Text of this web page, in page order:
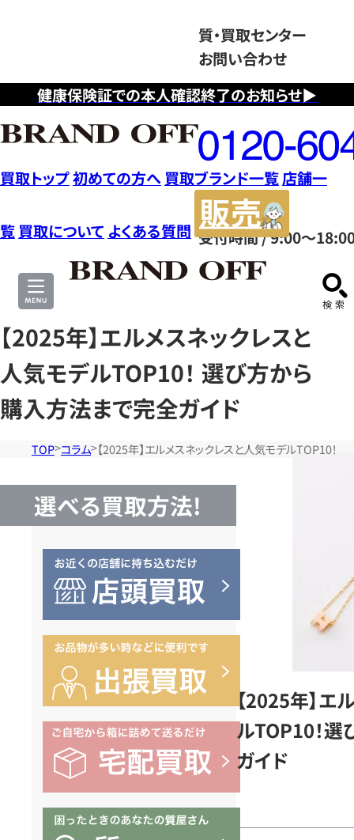
健康保険証での本人確認終了のお知らせ▶
質・買取センター
お問い合わせ
フ
リ
ー
ダ
イ
ヤ
ル
0120604117
受付時間 / 9:00～
買取トップ初めての方へ 買取ブランド一覧店舗一
覧 買取について よくある質問
サ
【2025年】エルメスネックレスと
人気モデルTOP10！ 選び方から
購入方法まで完全ガイド
TOP コラム 【2025年】エルメスネックレスと人気モデルTOP10！
選べる買取方法!
【2025年】エ
ルTOP10！
ガイド